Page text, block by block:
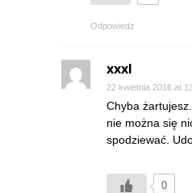
Odpowiedz
xxxl
22 kwietnia 2016 at
Chyba
nie można się
spodziewać.
0